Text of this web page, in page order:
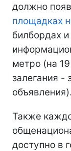
должно
площадках
билбордах и
метро (на
залегания -
объявления).
Также
доступно в